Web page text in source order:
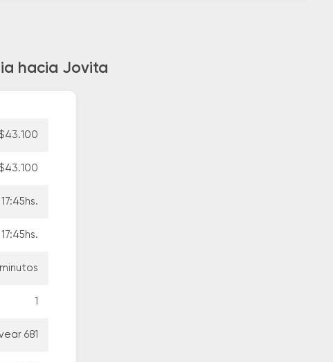
hacia Jovita
17:45hs.
17:45hs.
1
681